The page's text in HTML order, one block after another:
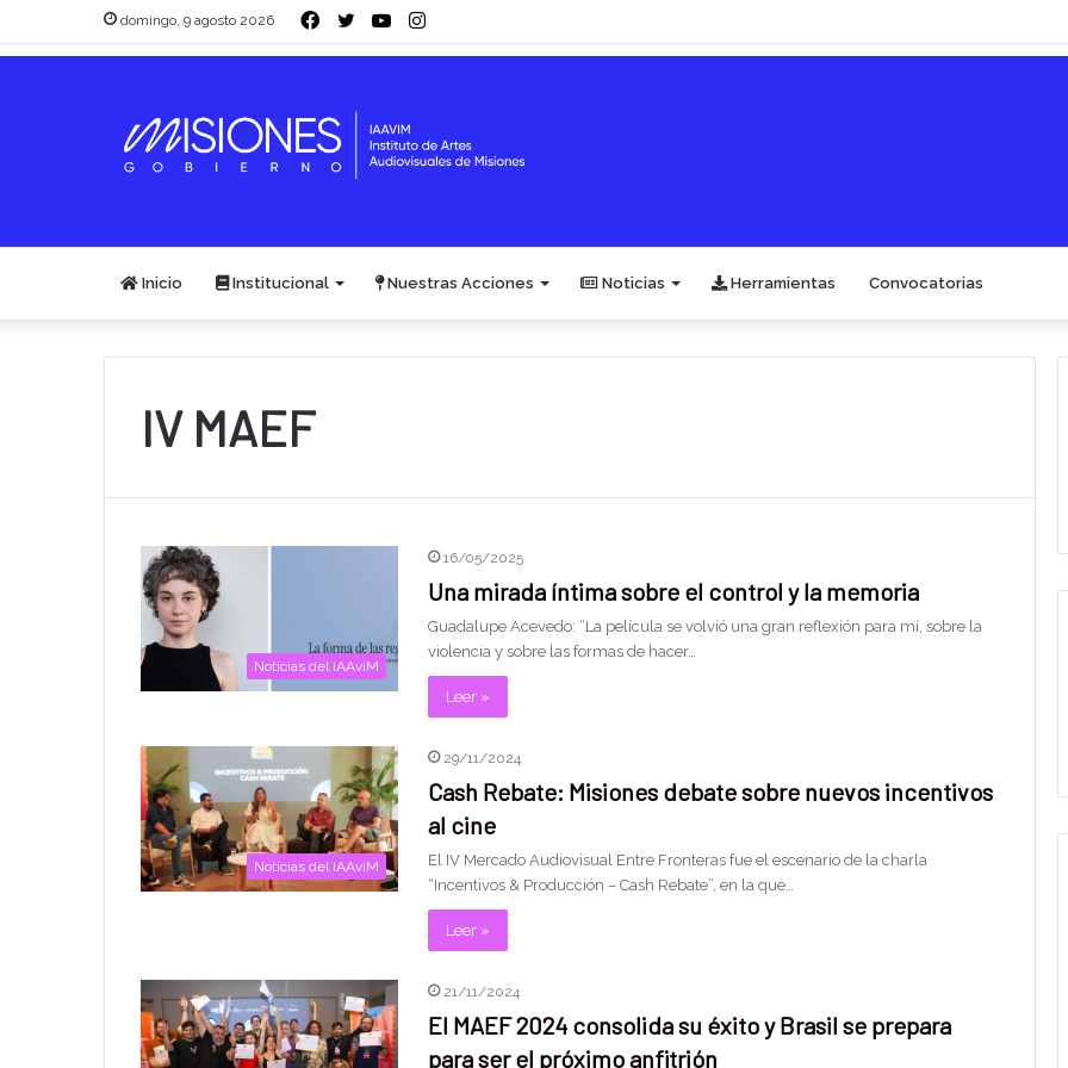
domingo, 9 agosto 2026 Facebook
TwitterYouTube
Inicio Institucional Nuestras Acciones Noticias Herramientas Convocatorias
IV MAEF
Noticias del IAAviM
16/05/2025
Una mirada íntima sobre el control y la memoria
Guadalupe Acevedo: “La película se volvió una gran reflexión para mí, sobre la
violencia y sobre las formas de hacer…
Leer »
Noticias del IAAviM
29/11/2024
Cash Rebate: Misiones debate sobre nuevos incentivos
al cine
El IV Mercado Audiovisual Entre Fronteras fue el escenario de la charla
“Incentivos & Producción – Cash Rebate”, en la que…
Leer »
21/11/2024
El MAEF 2024 consolida su éxito y Brasil se prepara
para ser el próximo anfitrión